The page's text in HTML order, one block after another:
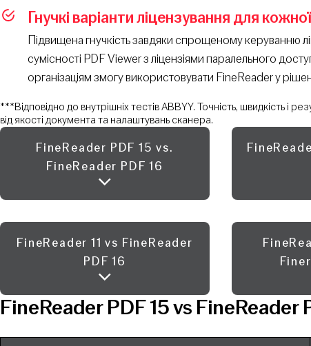
Гнучкі варіанти ліцензування для кожної
Підвищена гнучкість завдяки спрощеному керуванню
сумісності PDF Viewer з ліцензіями паралельного
організаціям змогу використовувати FineReader у
***Відповідно до внутрішніх тестів ABBYY. Точність, швидкість і
від якості документа та налаштувань сканера.
FineReader PDF 15 vs.
FineReader PDF 16
FineReader 11 vs FineReader
PDF 16
FineReader PDF 15 vs FineReader